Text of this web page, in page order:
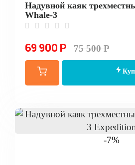
Надувной каяк
Whale-3
69 900 Р 75 500 Р
-7%